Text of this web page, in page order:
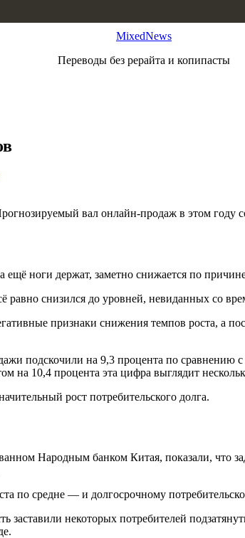
MixedNews
Переводы без рерайта и копипасты
вал онлайн-продаж в этом году
ноги держат, заметно снижается по
равно снизился до уровней, невиданных со
признаки снижения темпов роста, а
подскочили на 9,3 процента по
на 10,4 процента эта цифра выглядит
рост потребительского долга.
Народным банком Китая, показали, что
по средне — и долгосрочному
некоторых потребителей